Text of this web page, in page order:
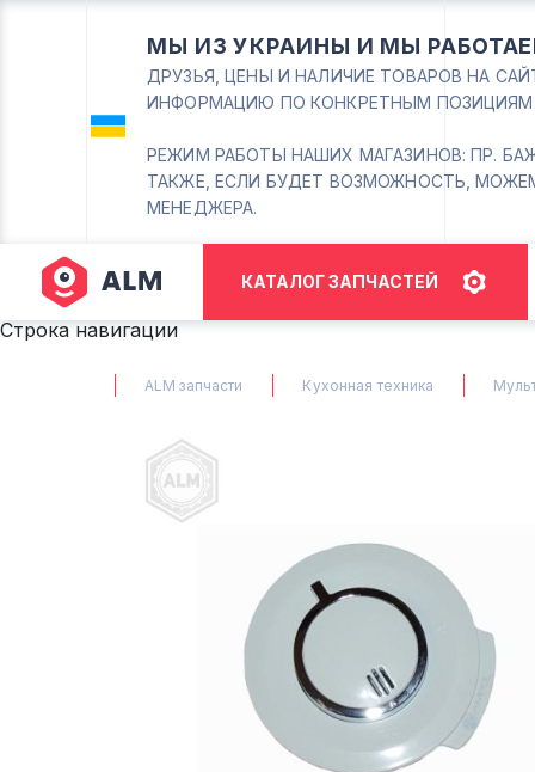
МЫ ИЗ УКРАИНЫ И МЫ
ДРУЗЬЯ, ЦЕНЫ И НАЛИЧИЕ ТОВАРОВ НА
ИНФОРМАЦИЮ ПО КОНКРЕТНЫМ ПОЗИЦИЯМ.
РЕЖИМ РАБОТЫ НАШИХ МАГАЗИНОВ: ПР.
ТАКЖЕ, ЕСЛИ БУДЕТ ВОЗМОЖНОСТЬ,
МЕНЕДЖЕРА.
КАТАЛОГ ЗАПЧАСТЕЙ
Строка навигации
ALM запчасти Кухонная техника